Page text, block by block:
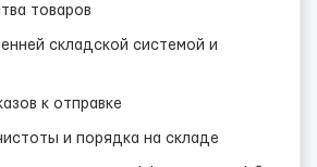
товаров
складской системой и
к отправке
и порядка на складе